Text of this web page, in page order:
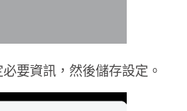
要資訊，然後儲存設定。